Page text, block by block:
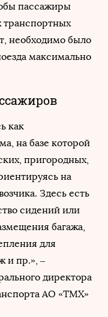
пассажиры
транспортных
необходимо было
максимально
как
на базе которой
пригородных,
на
Здесь есть
сидений или
багажа,
для
и пр.», –
директора
АО «ТМХ»